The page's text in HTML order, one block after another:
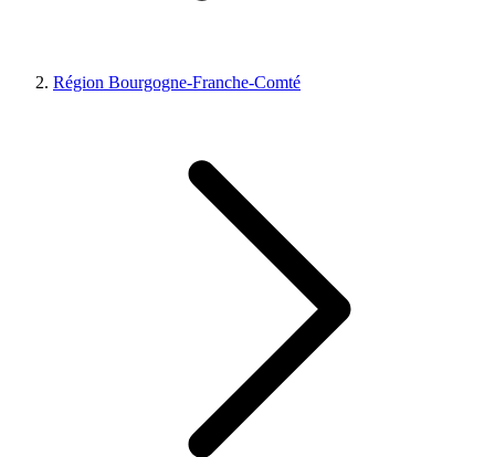
Région Bourgogne-Franche-Comté